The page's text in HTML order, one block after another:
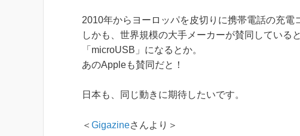
2010年からヨーロッパを皮切りに携帯電話の充電
しかも、世界規模の大手メーカーが賛同している
「microUSB」になるとか。
あのAppleも賛同だと！
日本も、同じ動きに期待したいです。
＜ Gigazineさんより＞